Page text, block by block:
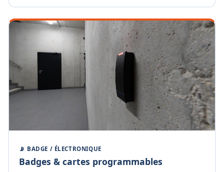
📡 BADGE / ÉLECTRONIQUE
Badges & cartes programmables